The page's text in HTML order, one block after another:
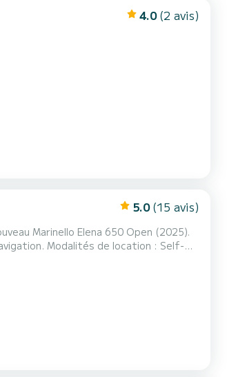
4.0 (2 avis)
5.0 (15 avis)
Marinello Elena 650 Open (2025).
Modalités de location : Self-
(+300 €). Itinéraires recommandés :
pour...